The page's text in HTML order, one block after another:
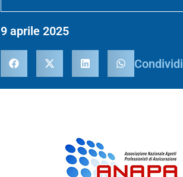
9 aprile 2025
Condividi